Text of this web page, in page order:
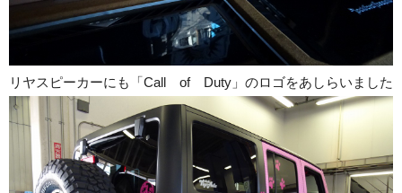
リヤスピーカーにも「Call of Duty」のロゴをあしらいました